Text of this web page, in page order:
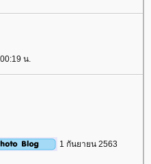
น.
1 กันยายน 2563